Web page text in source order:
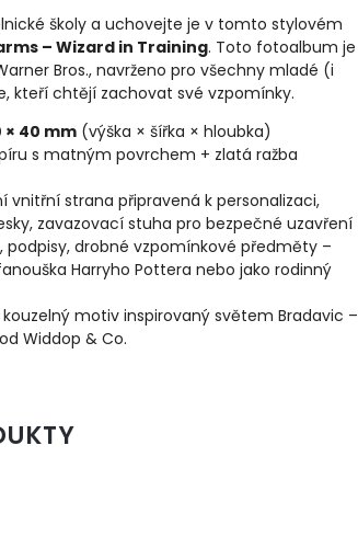
školy a uchovejte je v tomto stylovém
– Wizard in Training. Toto fotoalbum je
Bros., navrženo pro všechny mladé (i
kteří chtějí zachovat své vzpomínky.
× 40 mm (výška × šířka × hloubka)
s matným povrchem + zlatá ražba
vnitřní strana připravená k personalizaci,
zavazovací stuha pro bezpečné uzavření
drobné vzpomínkové předměty –
Harryho Pottera nebo jako rodinný
motiv inspirovaný světem Bradavic –
Widdop & Co.